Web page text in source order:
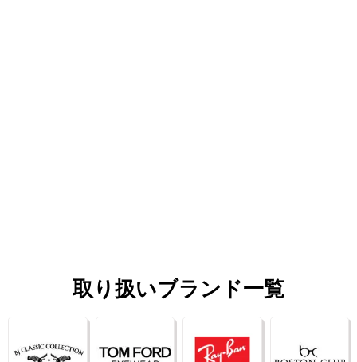
取り扱いブランド一覧